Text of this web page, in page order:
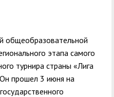
общеобразовательной
этапа самого
турнира страны «Лига
прошел 3 июня на